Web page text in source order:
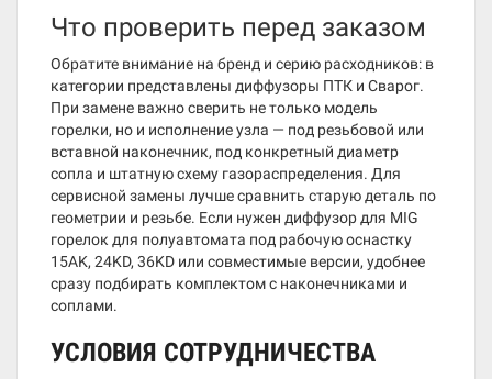
Что проверить перед заказом
Обратите внимание на бренд и серию расходников: в
категории представлены диффузоры ПТК и Сварог.
При замене важно сверить не только модель
горелки, но и исполнение узла — под резьбовой или
вставной наконечник, под конкретный диаметр
сопла и штатную схему газораспределения. Для
сервисной замены лучше сравнить старую деталь по
геометрии и резьбе. Если нужен диффузор для MIG
горелок для полуавтомата под рабочую оснастку
15AK, 24KD, 36KD или совместимые версии, удобнее
сразу подбирать комплектом с наконечниками и
соплами.
УСЛОВИЯ СОТРУДНИЧЕСТВА